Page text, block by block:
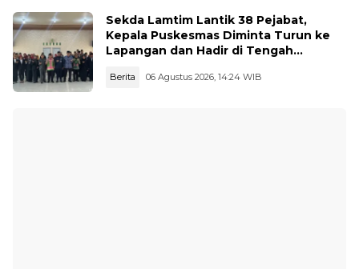
Sekda Lamtim Lantik 38 Pejabat,
Kepala Puskesmas Diminta Turun ke
Lapangan dan Hadir di Tengah
Berita 06 Agustus 2026, 14:24 WIB